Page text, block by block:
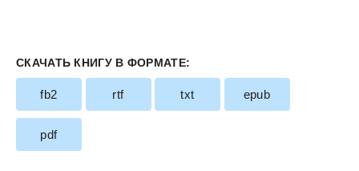
СКАЧАТЬ КНИГУ В ФОРМАТЕ:
fb2 rtf txt epub
pdf